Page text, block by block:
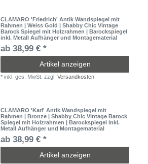
CLAMARO 'Friedrich' Antik Wandspiegel mit
Rahmen | Weiss Gold | Shabby Chic Vintage
Barock Spiegel mit Holzrahmen | Barockspiegel
inkl. Metall Aufhänger und Montagematerial
ab 38,99 € *
Artikel anzeigen
*inkl. ges. MwSt. zzgl.Versandkosten
CLAMARO 'Karl' Antik Wandspiegel mit
Rahmen | Bronze | Shabby Chic Vintage Barock
Spiegel mit Holzrahmen | Barockspiegel inkl.
Metall Aufhänger und Montagematerial
ab 38,99 € *
Artikel anzeigen